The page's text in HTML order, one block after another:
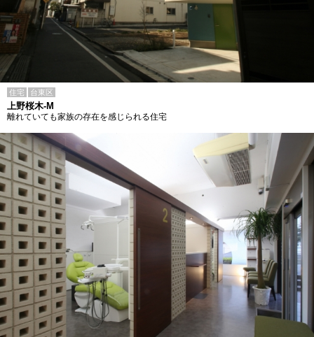
住宅 台東区
上野桜木-M
離れていても家族の存在を感じられる住宅